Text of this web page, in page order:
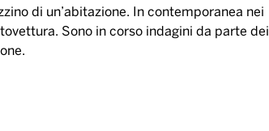
di un’abitazione. In contemporanea nei
Sono in corso indagini da parte dei